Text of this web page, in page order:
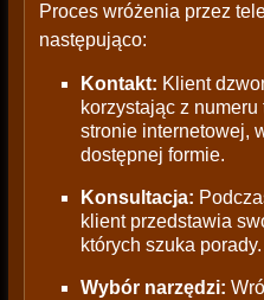
Proces wróżenia przez
następująco:
Kontakt: Klient
korzystając z
stronie internetowej,
dostępnej formie.
Konsultacja:
klient przedstawia
których szuka porady.
Wybór narzędzi: